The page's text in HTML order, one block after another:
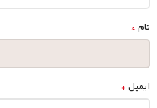
نام*
ایمیل*